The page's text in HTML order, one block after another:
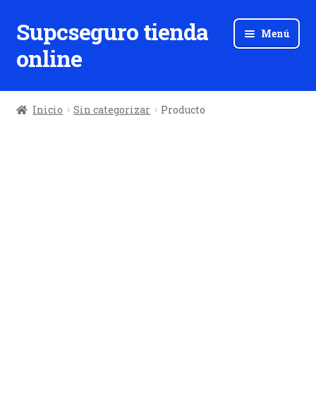
Ir
a
la
Ir
al
contenido
Supcseguro tienda
online
Menú
Inicio Sin categorizar Producto